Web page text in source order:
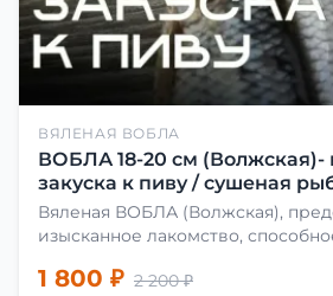
ВЯЛЕНАЯ ВОБЛА
ВОБЛА 18-20 см (Волжская)-
закуска к пиву / сушеная
Вяленая ВОБЛА (Волжская),
изысканное лакомство,
сделать вяленую воблу, её
1 800 ₽ 2 200 ₽